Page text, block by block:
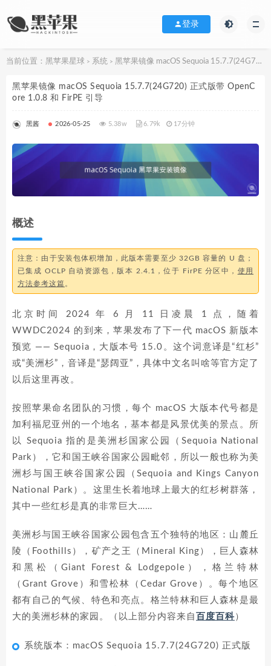
登录
当前位置： 黑苹果星球 > 系统 > 黑苹果镜像 macOS Sequoia 15.7.7(24G720) 正式版带 OpenCore 1.0.8 和 FirPE 引导
黑苹果镜像 macOS Sequoia 15.7.7(24G720) 正式版带 OpenC
ore 1.0.8 和 FirPE 引导
黑酱 2026-05-25 5.38w 6.79k 17分钟
概述
注意：由于安装包体积增加，此版本需要至少 32GB 容量的 U 盘；
已集成 OCLP 自动资源包，版本 2.4.1，位于 FirPE 分区中， 使用
方法参考这篇 。
北京时间 2024 年 6 月 11 日凌晨 1 点，随着
WWDC2024 的到来，苹果发布了下一代 macOS 新版本
预览 —— Sequoia，大版本号 15.0。这个词意译是“红杉”
或“美洲杉”，音译是“瑟阔亚”，具体中文名叫啥等官方定了
以后这里再改。
按照苹果命名团队的习惯，每个 macOS 大版本代号都是
加利福尼亚州的一个地名，基本都是风景优美的景点。所
以 Sequoia 指的是美洲杉国家公园（Sequoia National
Park），它和国王峡谷国家公园毗邻，所以一般也称为美
洲杉与国王峡谷国家公园（Sequoia and Kings Canyon
National Park）。这里生长着地球上最大的红杉树群落，
其中一些红杉是真的非常巨大……
美洲杉与国王峡谷国家公园包含五个独特的地区：山麓丘
陵（Foothills），矿产之王（Mineral King），巨人森林
和黑松（Giant Forest & Lodgepole），格兰特林
（Grant Grove）和雪松林（Cedar Grove）。每个地区
都有自己的气候、特色和亮点。格兰特林和巨人森林是最
大的美洲杉林的家园。（以上部分内容来自 百度百科）
系统版本：macOS Sequoia 15.7.7(24G720) 正式版